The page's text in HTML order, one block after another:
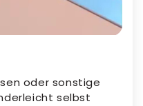
oder sonstige
selbst